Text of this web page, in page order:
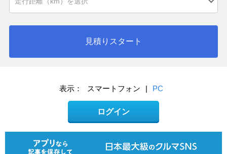
見積りスタート
表示： スマートフォン | PC
ログイン